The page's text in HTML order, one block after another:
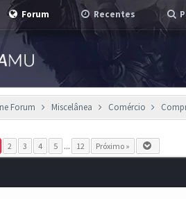
Forum Recentes
Forum Miscelânea Comércio
2 3 4 5 ... 12 Próximo »